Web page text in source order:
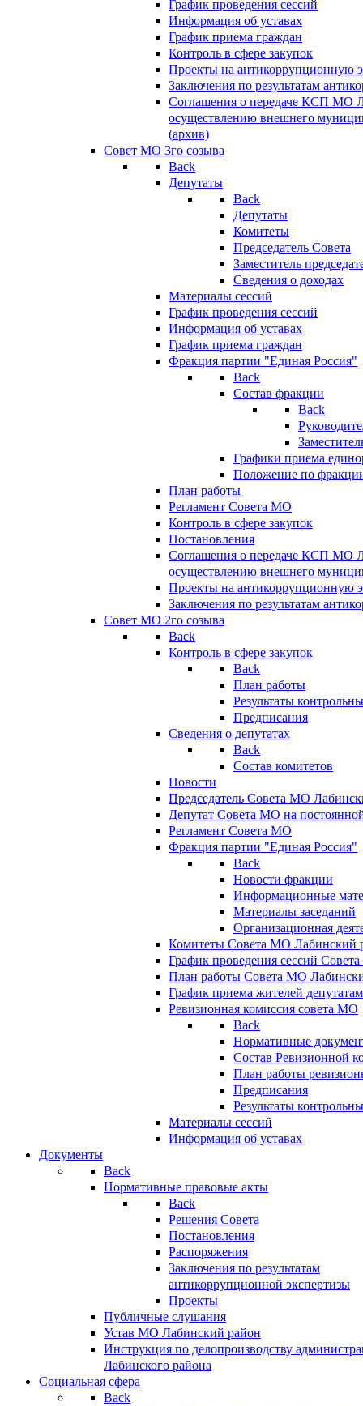
График проведения сессий
Информация об уставах
График приема граждан
Контроль в сфере закупок
Проекты на антикоррупционную
Заключения по результатам
Соглашения о передаче КСП МО
осуществлению внешнего
(архив)
Совет МО 3го созыва
Back
Депутаты
Back
Депутаты
Комитеты
Председатель Совета
Заместитель
Сведения о доходах
Материалы сессий
График проведения сессий
Информация об уставах
График приема граждан
Фракция партии "Единая Россия"
Back
Состав фракции
Back
Графики приема
Положение по
План работы
Регламент Совета МО
Контроль в сфере закупок
Постановления
Соглашения о передаче КСП МО
осуществлению внешнего
Проекты на антикоррупционную
Заключения по результатам
Совет МО 2го созыва
Back
Контроль в сфере закупок
Back
План работы
Результаты
Предписания
Сведения о депутатах
Back
Состав комитетов
Новости
Председатель Совета МО
Депутат Совета МО на
Регламент Совета МО
Фракция партии "Единая Россия"
Back
Новости фракции
Информационные
Материалы заседаний
Организационная
Комитеты Совета МО Лабинский
График проведения сессий
План работы Совета МО
График приема жителей
Ревизионная комиссия совета МО
Back
Нормативные
Состав Ревизионной
План работы
Предписания
Результаты
Материалы сессий
Информация об уставах
Документы
Back
Нормативные правовые акты
Back
Решения Совета
Постановления
Распоряжения
Заключения по результатам
антикоррупционной экспертизы
Проекты
Публичные слушания
Устав МО Лабинский район
Инструкция по делопроизводству
Лабинского района
Социальная сфера
Back